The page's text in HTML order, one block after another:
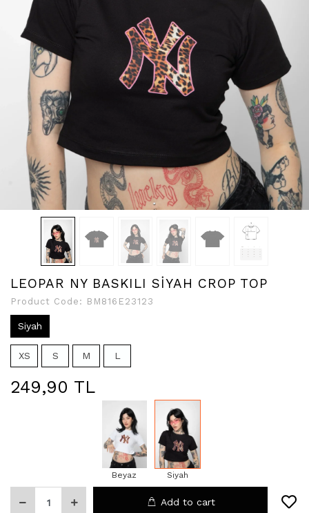
LEOPAR NY BASKILI SİYAH CROP TOP
Product Code: BM816E23123
Siyah
XS S M L
249,90 TL
Beyaz Siyah
Add to cart